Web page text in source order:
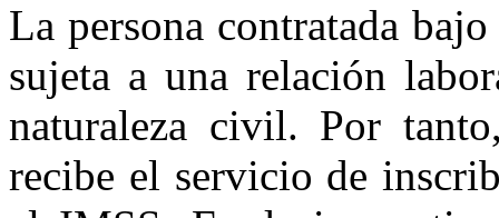
La persona contratada
sujeta a una relación
naturaleza civil. Por
recibe el servicio de